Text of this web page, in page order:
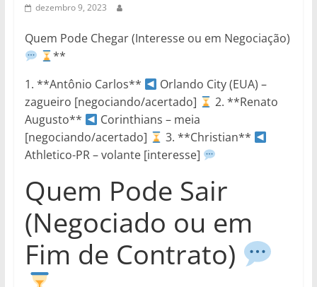
dezembro 9, 2023
Quem Pode Chegar (Interesse ou em Negociação)
**
1. **Antônio Carlos**
Orlando City (EUA) –
zagueiro [negociando/acertado]
2. **Renato
Augusto**
Corinthians – meia
[negociando/acertado]
3. **Christian**
Athletico-PR – volante [interesse]
Quem Pode Sair
(Negociado ou em
Fim de Contrato)